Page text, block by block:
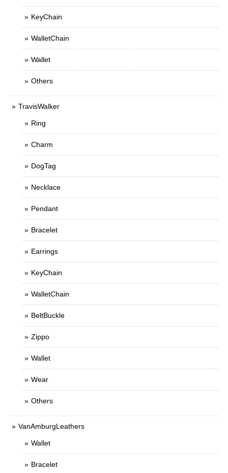
KeyChain
WalletChain
Wallet
Others
TravisWalker
Ring
Charm
DogTag
Necklace
Pendant
Bracelet
Earrings
KeyChain
WalletChain
BeltBuckle
Zippo
Wallet
Wear
Others
VanAmburgLeathers
Wallet
Bracelet